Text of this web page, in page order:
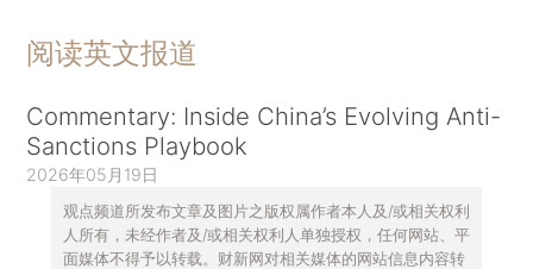
阅读英文报道
Commentary: Inside China’s Evolving Anti-
Sanctions Playbook
2026年05月19日
观点频道所发布文章及图片之版权属作者本人及/或相关权利
人所有，未经作者及/或相关权利人单独授权，任何网站、平
面媒体不得予以转载。财新网对相关媒体的网站信息内容转